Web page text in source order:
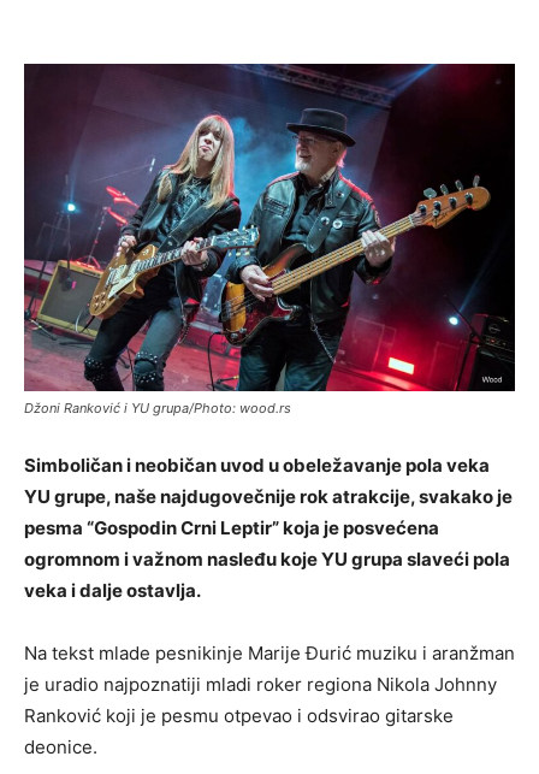
Džoni Ranković i YU grupa/Photo: wood.rs
Simboličan i neobičan uvod u obeležavanje pola veka
YU grupe, naše najdugovečnije rok atrakcije, svakako je
pesma “Gospodin Crni Leptir” koja je posvećena
ogromnom i važnom nasleđu koje YU grupa slaveći pola
veka i dalje ostavlja.
Na tekst mlade pesnikinje Marije Đurić muziku i aranžman
je uradio najpoznatiji mladi roker regiona Nikola Johnny
Ranković koji je pesmu otpevao i odsvirao gitarske
deonice.